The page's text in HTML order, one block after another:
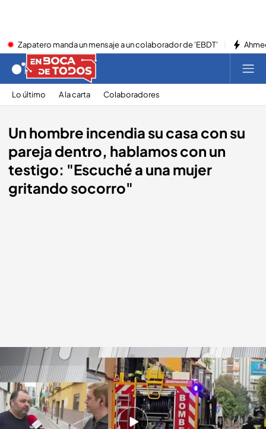
Zapatero manda un mensaje a un colaborador de 'EBDT'
Lo último A la carta Colaboradores
Un hombre incendia su casa con su
pareja dentro, hablamos con un
testigo: "Escuché a una mujer
gritando socorro"
José, vecino testigo de los hechos.cuatro.com
En boca de todos
24 SEP 2024 - 13:55h.